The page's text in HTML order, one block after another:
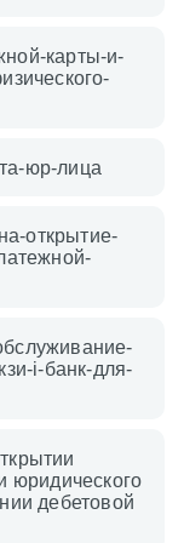
карты-и-
юр-лица
открытие-
i-банк-для-
юридического
дебетовой